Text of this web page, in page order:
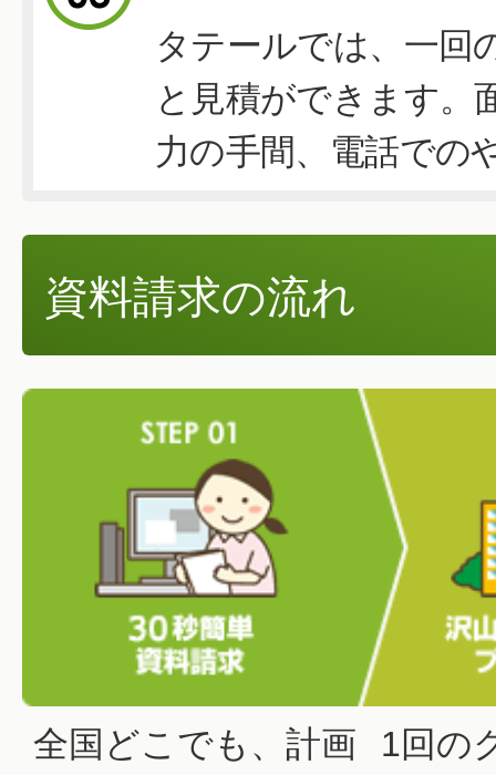
タテールでは、一回
と見積ができます。
力の手間、電話での
資料請求の流れ
全国どこでも、計画
1回の